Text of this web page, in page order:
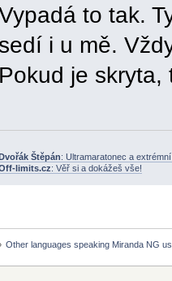
to tak.
sedí i u mě.
Pokud je
Štěpán: Ultramaratonec a
limits.cz: Věř si a dokážeš vše!
Other languages speaking Miranda NG